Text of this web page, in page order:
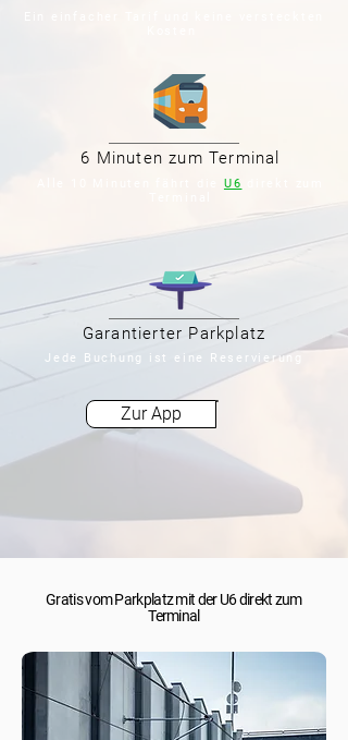
6 Minuten zum Terminal
U6
Garantierter Parkplatz
Jede Buchung ist eine Reservierung
Zur App
Gratis vom Parkplatz mit der U6 direkt zum
Terminal